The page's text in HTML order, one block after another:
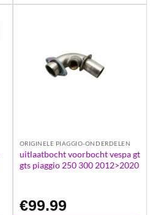
ORIGINELE PIAGGIO-ONDERDELEN
uitlaatbocht voorbocht vespa gt
gts piaggio 250 300 2012>2020
€99.99